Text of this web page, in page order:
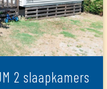
2 slaapkamers